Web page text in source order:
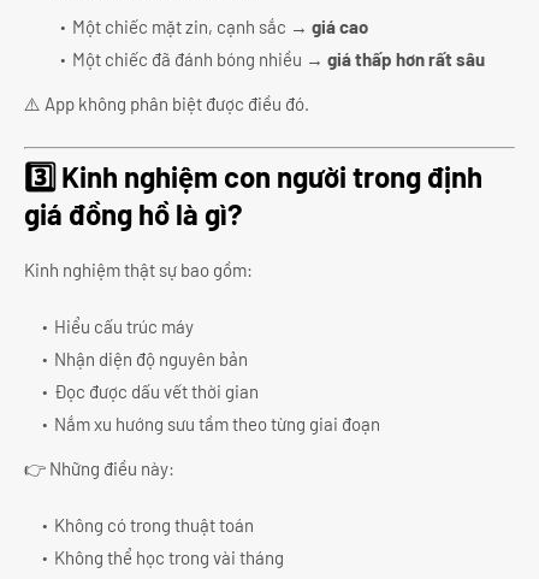
Một chiếc mặt zin, cạnh sắc → giá cao
Một chiếc đã đánh bóng nhiều → giá thấp hơn rất sâu
⚠️ App không phân biệt được điều đó.
3️⃣ Kinh nghiệm con người trong định
giá đồng hồ là gì?
Kinh nghiệm thật sự bao gồm:
Hiểu cấu trúc máy
Nhận diện độ nguyên bản
Đọc được dấu vết thời gian
Nắm xu hướng sưu tầm theo từng giai đoạn
👉 Những điều này:
Không có trong thuật toán
Không thể học trong vài tháng